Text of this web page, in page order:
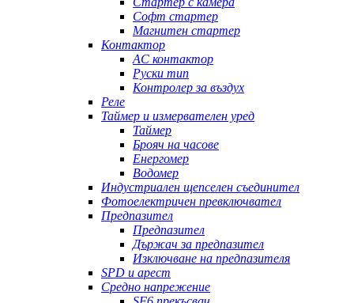
Софт стартер
Магнитен стартер
Контактор
AC контактор
Руски тип
Контролер за въздух
Реле
Таймер и измервателен уред
Таймер
Брояч на часове
Енергомер
Водомер
Индустриален щепселен съединител
Фотоелектричен превключвател
Предпазител
Предпазител
Държач за предпазител
Изключване на предпазителя
SPD и арест
Средно напрежение